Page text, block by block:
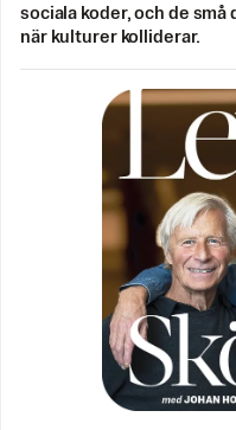
sociala koder, och de
när kulturer kolliderar.